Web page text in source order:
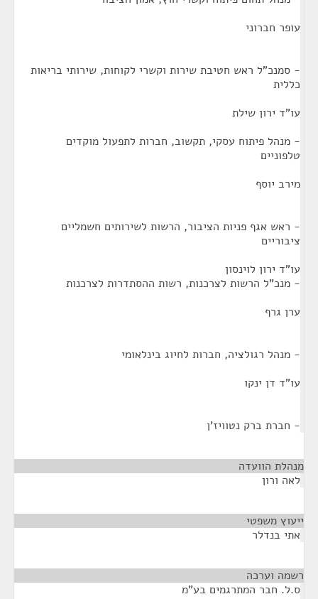
עופר חברוני
- סמנכ"ל ראש חטיבת שירות וקשרי לקוחות, שירותי בריאות
כללית
עו"ד ירון שילת
- מנהל פיתוח עסקי, תקשוב, חברות לתפעול מוקדים
טלפוניים
מירב יוסף
- ראש אגף פניות הציבור, הרשות לשירותים חשמליים
ציבוריים
עו"ד ירון לוינסון
- מנכ"ל הרשות לצרכנות, רשות ההסתדרות לצרכנות
ערן גרף
- מנהל רגולציה, חברות לחיוג בינלאומי
עו"ד דן ינקו
- חברת ברק נטוויז'ן
מנהלת הוועדה
לאה ורון
ייעוץ משפטי
אתי בנדלר
רשמה וערכה
ס.ל. חבר המתרגמים בע"מ